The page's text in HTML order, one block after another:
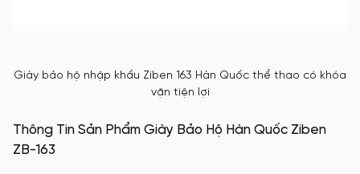
Giày bảo hộ nhập khẩu Ziben 163 Hàn Quốc thể thao có khóa
vặn tiện lợi
Thông Tin Sản Phẩm Giày Bảo Hộ Hàn Quốc Ziben
ZB-163